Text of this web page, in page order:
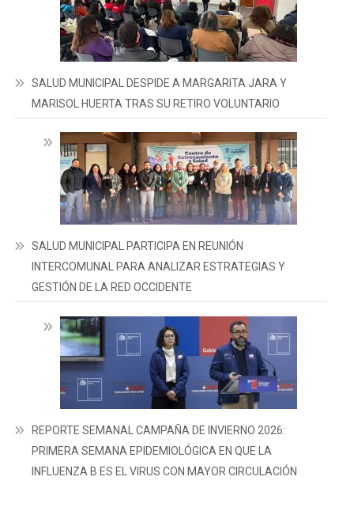
SALUD MUNICIPAL DESPIDE A MARGARITA JARA Y
MARISOL HUERTA TRAS SU RETIRO VOLUNTARIO
SALUD MUNICIPAL PARTICIPA EN REUNIÓN
INTERCOMUNAL PARA ANALIZAR ESTRATEGIAS Y
GESTIÓN DE LA RED OCCIDENTE
REPORTE SEMANAL CAMPAÑA DE INVIERNO 2026:
PRIMERA SEMANA EPIDEMIOLÓGICA EN QUE LA
INFLUENZA B ES EL VIRUS CON MAYOR CIRCULACIÓN